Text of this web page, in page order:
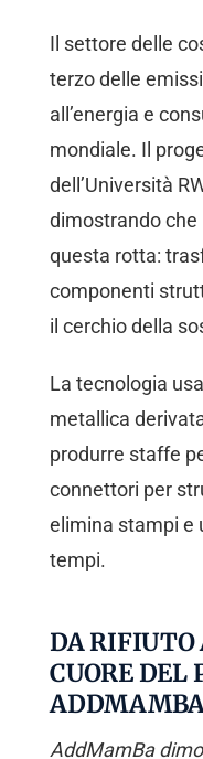
Il settore delle
terzo delle
all’energia e
mondiale. Il
dell’Università
dimostrando che
questa rotta:
componenti
il cerchio della
La tecnologia
metallica
produrre staffe
connettori per
elimina stampi e
tempi.
DA RIFIUTO
CUORE DEL
AddMamBa